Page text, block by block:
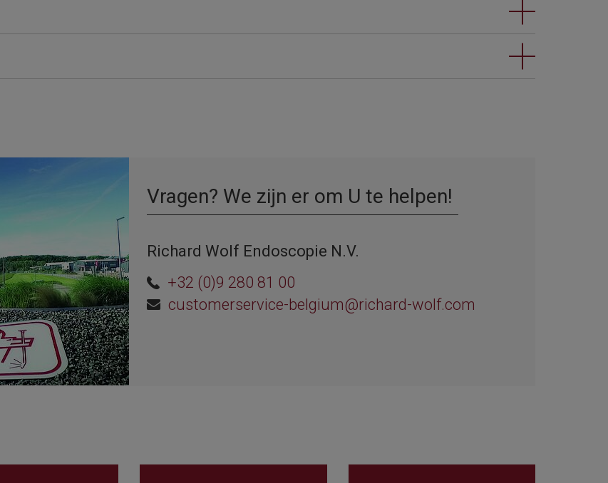
Vragen? We zijn er om U te helpen!
Richard Wolf Endoscopie N.V.
+32 (0)9 280 81 00
customerservice-belgium@richard-wolf.com